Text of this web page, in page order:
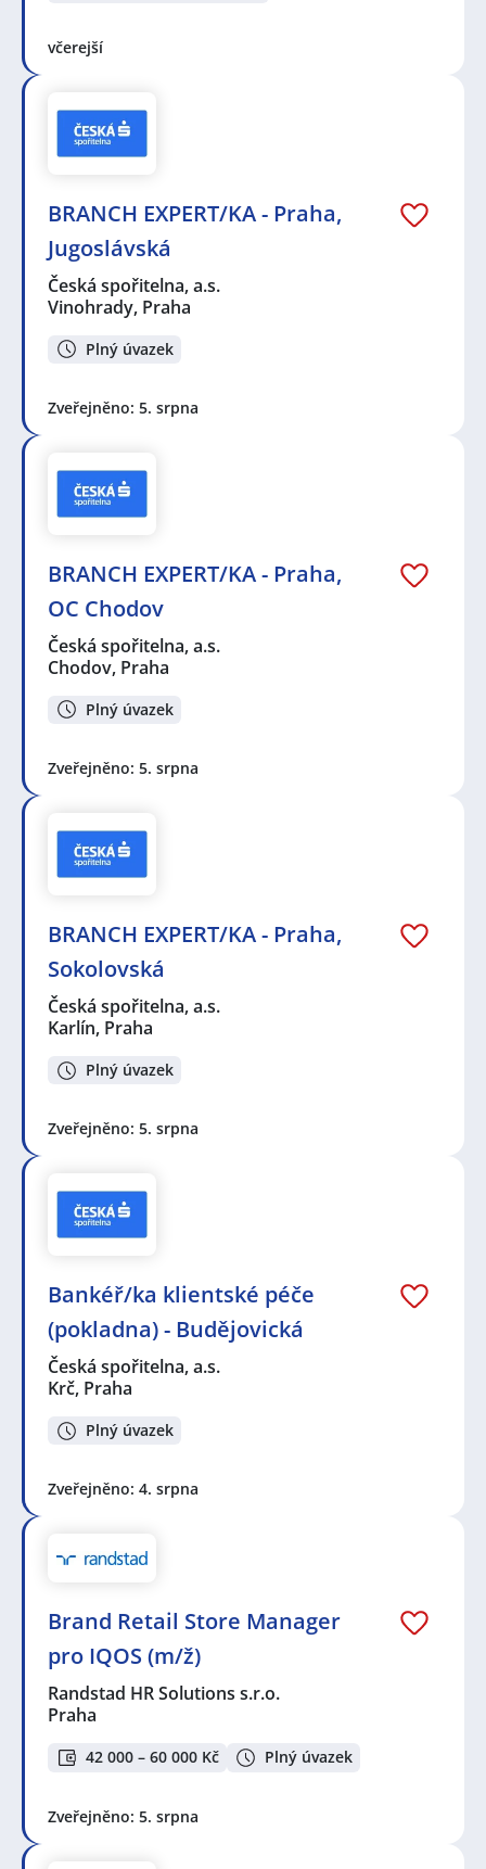
včerejší
BRANCH EXPERT/KA - Praha,
Jugoslávská
Česká spořitelna, a.s.
Vinohrady, Praha
Plný úvazek
Zveřejněno: 5. srpna
BRANCH EXPERT/KA - Praha,
OC Chodov
Česká spořitelna, a.s.
Chodov, Praha
Plný úvazek
Zveřejněno: 5. srpna
BRANCH EXPERT/KA - Praha,
Sokolovská
Česká spořitelna, a.s.
Karlín, Praha
Plný úvazek
Zveřejněno: 5. srpna
Bankéř/ka klientské péče
(pokladna) - Budějovická
Česká spořitelna, a.s.
Krč, Praha
Plný úvazek
Zveřejněno: 4. srpna
Brand Retail Store Manager
pro IQOS (m/ž)
Randstad HR Solutions s.r.o.
Praha
42 000 – 60 000 Kč Plný úvazek
Zveřejněno: 5. srpna